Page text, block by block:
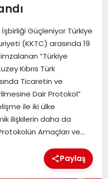
İşbirliği Güçleniyor Türkiye
(KKTC) arasında 19
“Türkiye
Kıbrıs Türk
Ticaretin ve
Dair Protokol”
ile iki ülke
ilişkilerin daha da
Amaçları ve…
Paylaş